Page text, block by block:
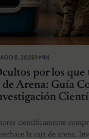
AGO 8, 20259 MIN
por los que
de Arena: Guía
científicamente
la caja de arena.